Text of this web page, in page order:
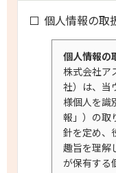
個人情報の取
個人情報の
株式会社ア
社）は、当
様個人を識
報」）の取
針を定め、
趣旨を理解
が保有する